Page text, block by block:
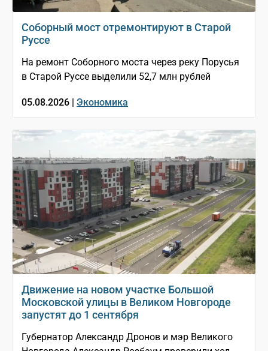
Соборный мост отремонтируют в Старой
Руссе
На ремонт Соборного моста через реку Порусья
в Старой Руссе выделили 52,7 млн рублей
05.08.2026 | Экономика
Движение на новом участке Большой
Московской улицы в Великом Новгороде
запустят до 1 сентября
Губернатор Александр Дронов и мэр Великого